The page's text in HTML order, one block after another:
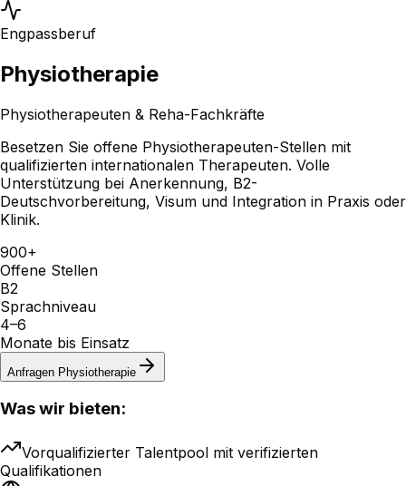
Engpassberuf
Physiotherapie
Physiotherapeuten & Reha-Fachkräfte
Besetzen Sie offene Physiotherapeuten-Stellen mit
qualifizierten internationalen Therapeuten. Volle
Unterstützung bei Anerkennung, B2-
Deutschvorbereitung, Visum und Integration in Praxis oder
Klinik.
900+
Offene Stellen
B2
Sprachniveau
4–6
Monate bis Einsatz
Anfragen Physiotherapie
Was wir bieten:
Vorqualifizierter Talentpool mit verifizierten
Qualifikationen